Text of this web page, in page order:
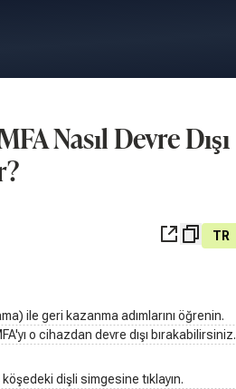
Nasıl Devre Dışı
TR
ile geri kazanma adımlarını öğrenin.
o cihazdan devre dışı bırakabilirsiniz.
dişli simgesine tıklayın.